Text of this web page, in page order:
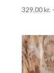
329,00kr.